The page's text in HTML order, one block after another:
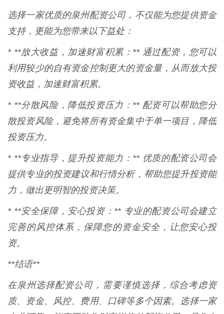
选择一家优质的泉州配资公司，不仅能为您提供资金
支持，更能为您带来以下益处：
* **放大收益，加速财富积累：** 通过配资，您可以
利用较少的自有资金控制更大的资金量，从而放大投
资收益，加速财富积累。
* **分散风险，降低投资压力：** 配资可以帮助您分
散投资风险，避免将所有资金集中于单一项目，降低
投资压力。
* **专业指导，提升投资能力：** 优质的配资公司会
提供专业的投资建议和行情分析，帮助您提升投资能
力，做出更明智的投资决策。
* **安全保障，安心投资：** 专业的配资公司会建立
完善的风控体系，保障您的资金安全，让您安心投
资。
**结语**
在泉州选择配资公司，需要谨慎选择，综合考虑资
质、资金、风控、费用、口碑等多个因素。选择一家